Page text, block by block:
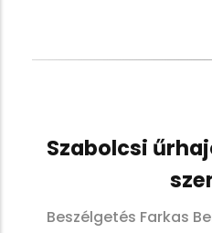
Szabolcsi
Beszélgetés Farkas